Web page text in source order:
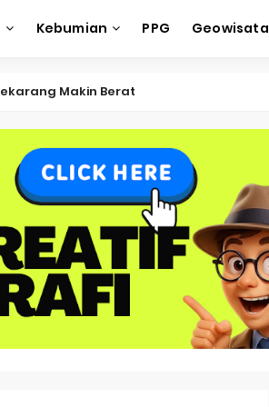
Kebumian PPG Geowisata
2026 Part Geografi Ekonomi
2026 Part Geografi Pertanian
2026 Part Geografi Budaya
2026 Part Dinamika Kota
2025 No 51-55
2025 No 46-50
2025 No 41-45